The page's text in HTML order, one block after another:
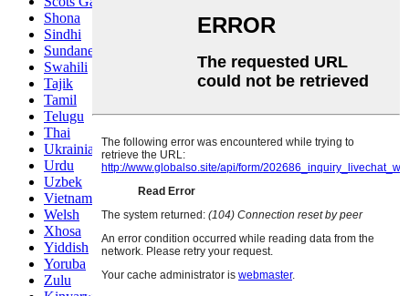
Shona
Sindhi
Sundanese
Swahili
Tajik
Tamil
Telugu
Thai
Ukrainian
Urdu
Uzbek
Vietnamese
Welsh
Xhosa
Yiddish
Yoruba
Zulu